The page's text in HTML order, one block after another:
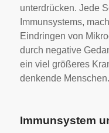
unterdrücken. Jede
Immunsystems,
Eindringen von
durch negative
ein viel größeres
denkende Menschen.
Immunsystem